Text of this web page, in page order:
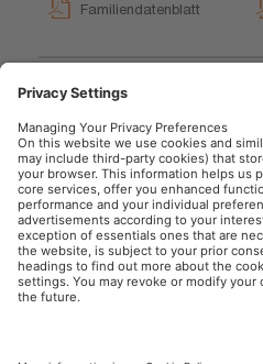
Familiendatenblatt
LEDriving Lightbar VX180-
User instruction
OSRAM Automotive im Social Web